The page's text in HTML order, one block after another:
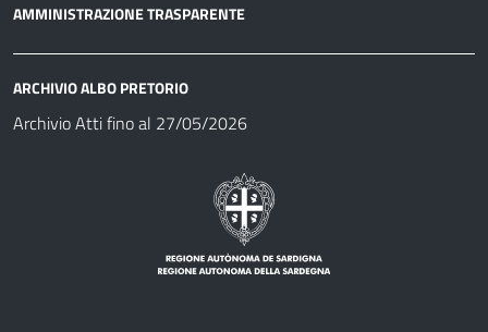
AMMINISTRAZIONE TRASPARENTE
ARCHIVIO ALBO PRETORIO
Archivio Atti fino al 27/05/2026